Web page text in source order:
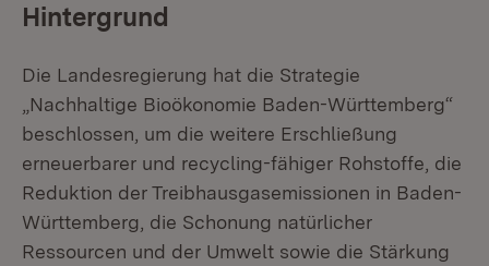
Hintergrund
Die Landesregierung hat die Strategie
„Nachhaltige Bioökonomie Baden-Württemberg“
beschlossen, um die weitere Erschließung
erneuerbarer und recycling-fähiger Rohstoffe, die
Reduktion der Treibhausgasemissionen in Baden-
Württemberg, die Schonung natürlicher
Ressourcen und der Umwelt sowie die Stärkung